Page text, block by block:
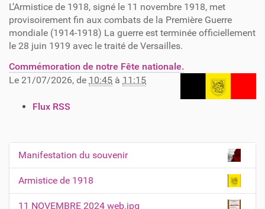
L’Armistice de 1918, signé le 11 novembre 1918, met
provisoirement fin aux combats de la Première Guerre
mondiale (1914-1918) La guerre est terminée officiellement
le 28 juin 1919 avec le traité de Versailles.
Commémoration de notre Fête nationale.
Le 21/07/2026, de 10:45 à 11:15
n
s
Flux RSS
N
a
v
Manifestation du souvenir
Armistice de 1918
11 NOVEMBRE 2024 web.jpg